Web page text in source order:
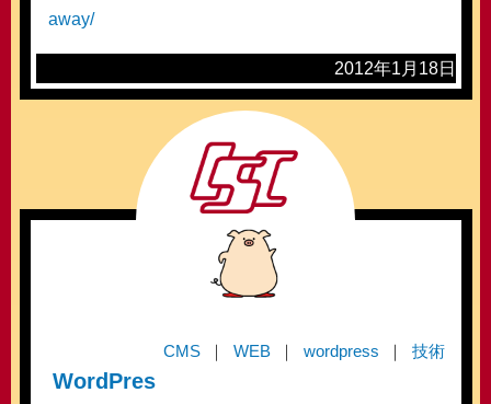
away/
2012年1月18日
CMS WEB wordpress 技術
WordPres